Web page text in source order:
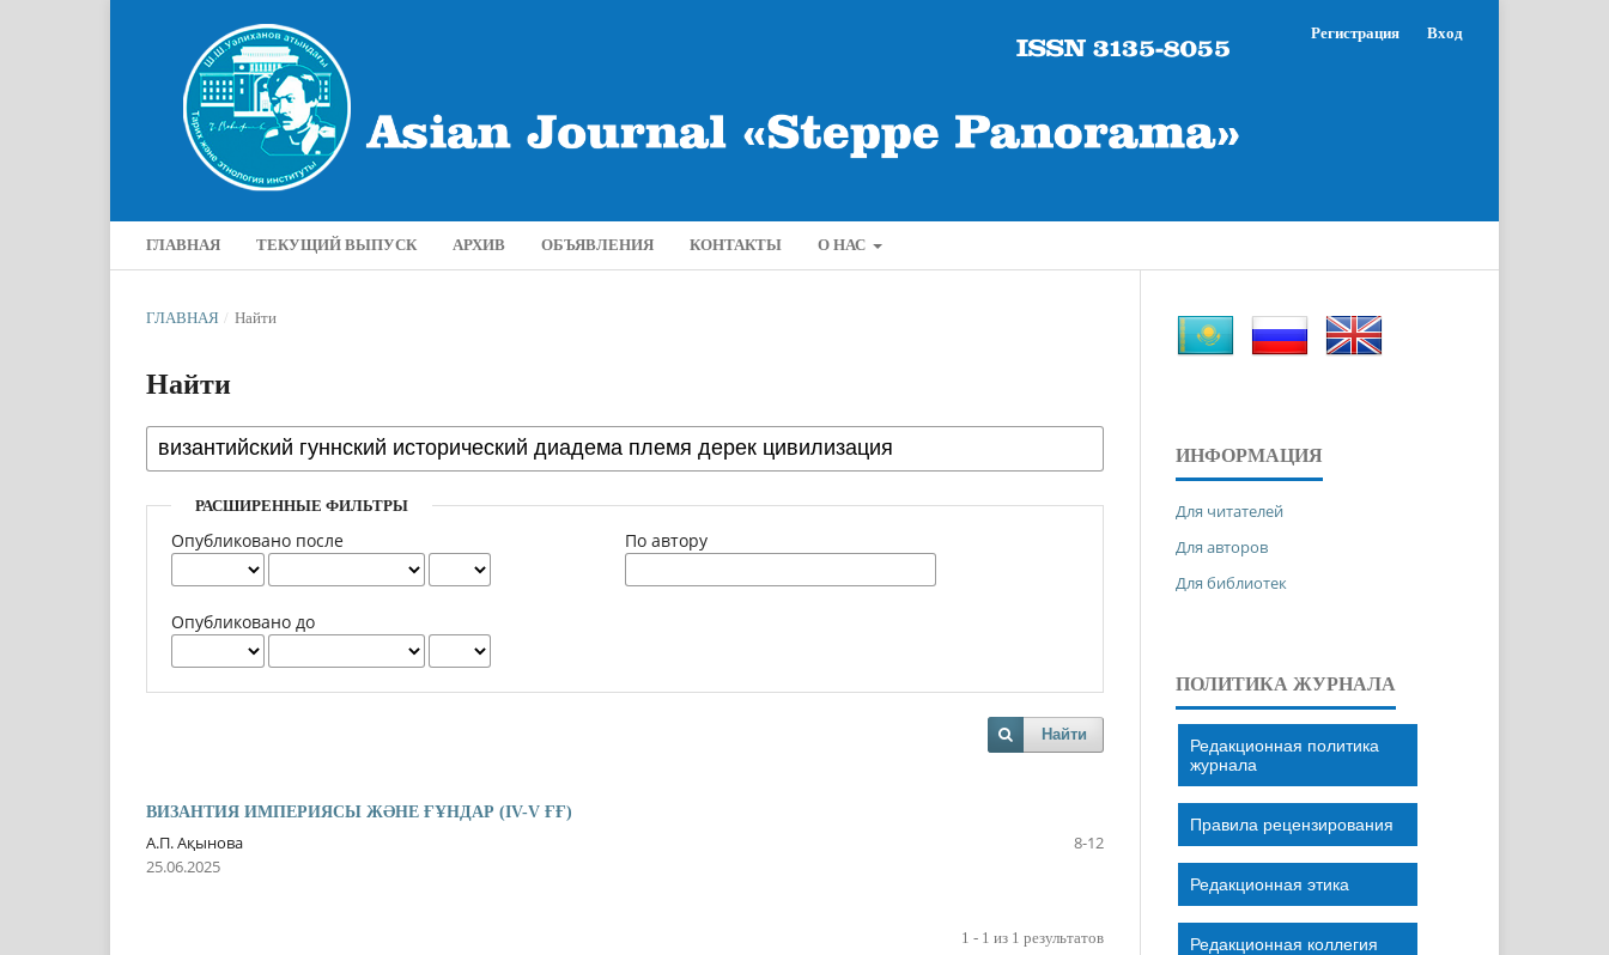
ГЛАВНАЯ ТЕКУЩИЙ ВЫПУСК АРХИВ ОБЪЯВЛЕНИЯ КОНТАКТЫ О НАС
Регистрация Вход
ГЛАВНАЯ / Найти
Найти
РАСШИРЕННЫЕ ФИЛЬТРЫ
Опубликовано после
Опубликовано до
По автору
Найти
ВИЗАНТИЯ ИМПЕРИЯСЫ ЖƏНЕ ҒҰНДАР (IV-V ҒҒ)
А.П. Ақынова
8-12
25.06.2025
1 - 1 из 1 результатов
ИНФОРМАЦИЯ
Для читателей
Для авторов
Для библиотек
ПОЛИТИКА ЖУРНАЛА
Редакционная политика
журнала
Правила рецензирования
Редакционная этика
Редакционная коллегия